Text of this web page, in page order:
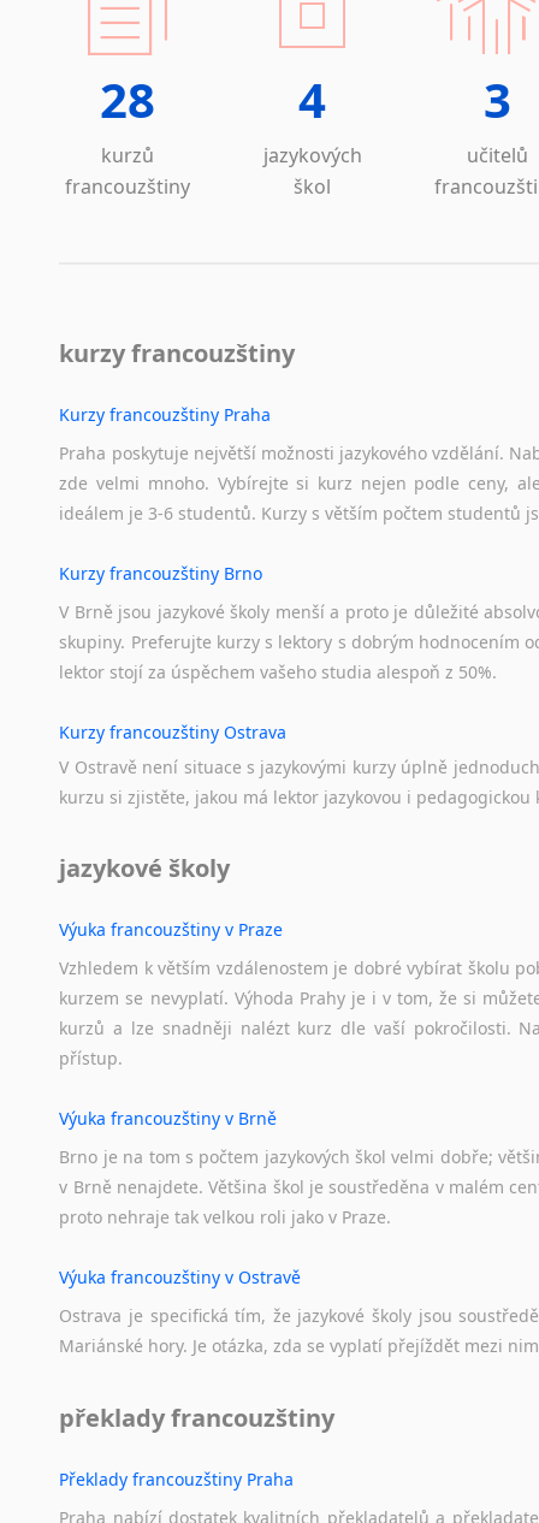
28
kurzů
francouzštiny
4
jazykových
škol
3
učitelů
kurzy francouzštiny
Kurzy francouzštiny Praha
Praha poskytuje největší možnosti jazykového vzdělání.
zde velmi mnoho. Vybírejte si kurz nejen podle ceny,
ideálem je 3-6 studentů. Kurzy s větším počtem studentů
Kurzy francouzštiny Brno
V Brně jsou jazykové školy menší a proto je důležité
skupiny. Preferujte kurzy s lektory s dobrým hodnocením
lektor stojí za úspěchem vašeho studia alespoň z 50%.
Kurzy francouzštiny Ostrava
V Ostravě není situace s jazykovými kurzy úplně
kurzu si zjistěte, jakou má lektor jazykovou i pedagogickou
jazykové školy
Výuka francouzštiny v Praze
Vzhledem k větším vzdálenostem je dobré vybírat školu
kurzem se nevyplatí. Výhoda Prahy je i v tom, že si
kurzů a lze snadněji nalézt kurz dle vaší pokročilosti.
přístup.
Výuka francouzštiny v Brně
Brno je na tom s počtem jazykových škol velmi dobře;
v Brně nenajdete. Většina škol je soustředěna v malém
proto nehraje tak velkou roli jako v Praze.
Výuka francouzštiny v Ostravě
Ostrava je specifická tím, že jazykové školy jsou
Mariánské hory. Je otázka, zda se vyplatí přejíždět mezi
překlady francouzštiny
Překlady francouzštiny Praha
Praha nabízí dostatek kvalitních překladatelů a